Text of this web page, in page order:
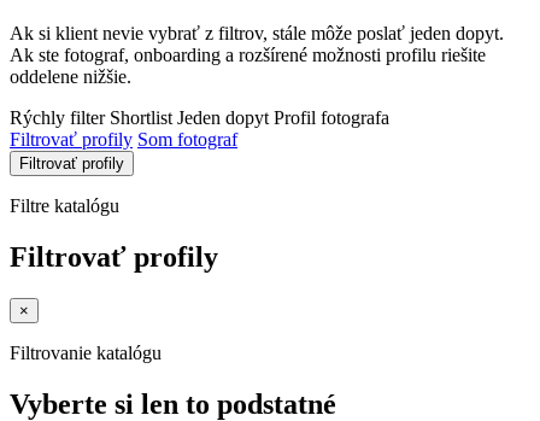
Ak si klient nevie vybrať z filtrov, stále môže poslať jeden dopyt.
Ak ste fotograf, onboarding a rozšírené možnosti profilu riešite
oddelene nižšie.
Rýchly filter Shortlist Jeden dopyt Profil fotografa
Filtrovať profily Som fotograf
Filtrovať profily
Filtre katalógu
Filtrovať profily
×
Filtrovanie katalógu
Vyberte si len to podstatné